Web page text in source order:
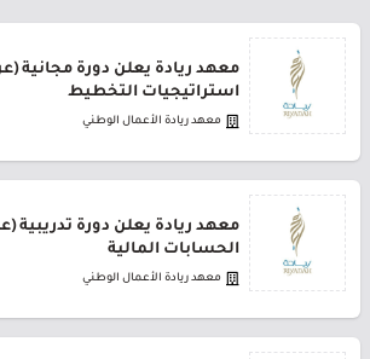
معهد ريادة يعلن دورة مجانية
استراتيجيات التخطيط
معهد ريادة الأعمال الوطني
معهد ريادة يعلن دورة تدريبية
الحسابات المالية
معهد ريادة الأعمال الوطني